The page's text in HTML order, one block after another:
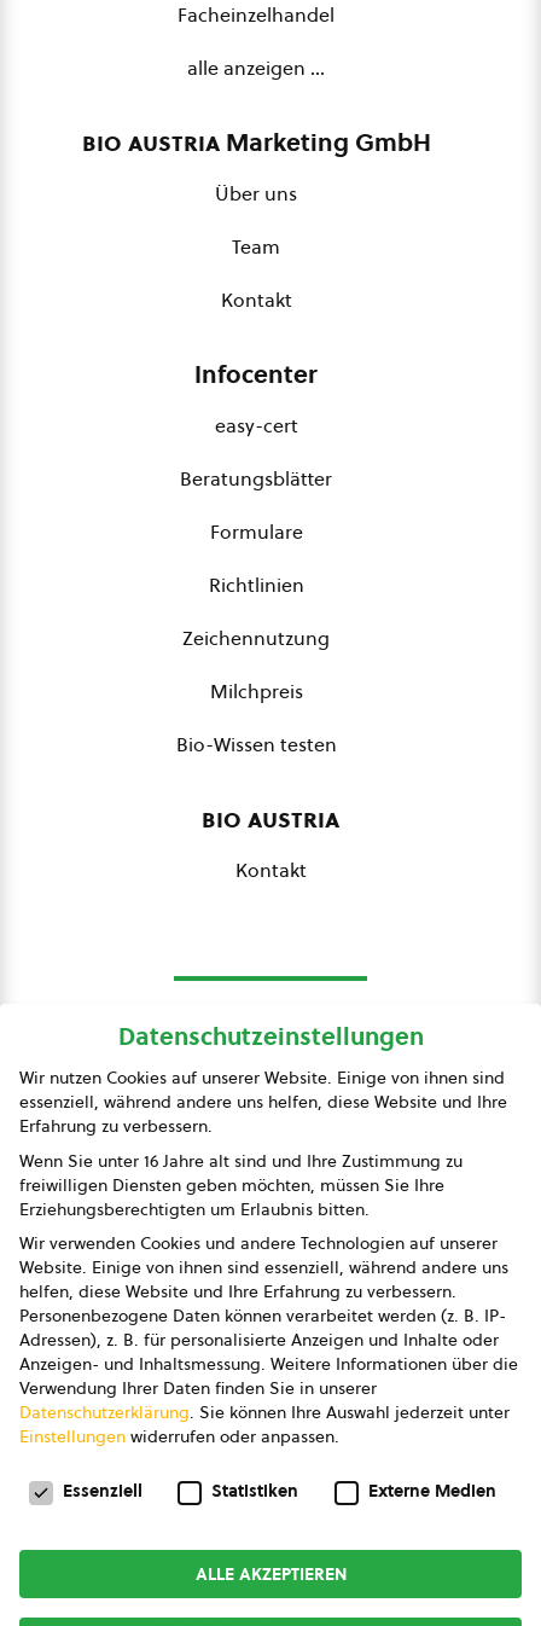
Facheinzelhandel
alle anzeigen …
bio austriaMarketing GmbH
Über uns
Team
Kontakt
Infocenter
easy-cert
Beratungsblätter
Formulare
Richtlinien
Zeichennutzung
Milchpreis
Bio-Wissen testen
bio austria
Kontakt
Presse
Impressum
Datenschutz
AGB
AGB Marketing GmbH
AGB Bildung
Newsletter
Copyright © 2026bio austria
Datenschutzeinstellungen
Wir nutzen Cookies auf unserer Website. Einige von ihnen sind
essenziell, während andere uns helfen, diese Website und Ihre
Erfahrung zu verbessern.
Wenn Sie unter 16 Jahre alt sind und Ihre Zustimmung zu
freiwilligen Diensten geben möchten, müssen Sie Ihre
Erziehungsberechtigten um Erlaubnis bitten.
Wir verwenden Cookies und andere Technologien auf unserer
Website. Einige von ihnen sind essenziell, während andere uns
helfen, diese Website und Ihre Erfahrung zu verbessern.
Personenbezogene Daten können verarbeitet werden (z. B. IP-
Adressen), z. B. für personalisierte Anzeigen und Inhalte oder
Anzeigen- und Inhaltsmessung. Weitere Informationen über die
Verwendung Ihrer Daten finden Sie in unserer
Datenschutzerklärung. Sie können Ihre Auswahl jederzeit unter
Einstellungen widerrufen oder anpassen.
Datenschutzeinstellungen
Essenziell Statistiken Externe Medien
ALLE AKZEPTIEREN